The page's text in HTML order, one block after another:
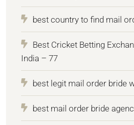
best country to find mail
Best Cricket Betting
India – 77
best legit mail order bride
best mail order bride